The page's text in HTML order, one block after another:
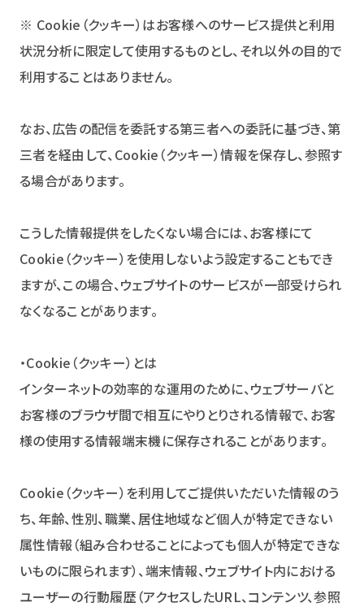
※ Cookie（クッキー）はお客様へのサービス提供と利用
状況分析に限定して使用するものとし、それ以外の目的で
利用することはありません。
なお、広告の配信を委託する第三者への委託に基づき、第
三者を経由して、Cookie（クッキー）情報を保存し、参照す
る場合があります。
こうした情報提供をしたくない場合には、お客様にて
Cookie（クッキー）を使用しないよう設定することもでき
ますが、この場合、ウェブサイトのサービスが一部受けられ
なくなることがあります。
・Cookie（クッキー）とは
インターネットの効率的な運用のために、ウェブサーバと
お客様のブラウザ間で相互にやりとりされる情報で、お客
様の使用する情報端末機に保存されることがあります。
Cookie（クッキー）を利用してご提供いただいた情報のう
ち、年齢、性別、職業、居住地域など個人が特定できない
属性情報（組み合わせることによっても個人が特定できな
いものに限られます）、端末情報、ウェブサイト内における
ユーザーの行動履歴（アクセスしたURL、コンテンツ、参照